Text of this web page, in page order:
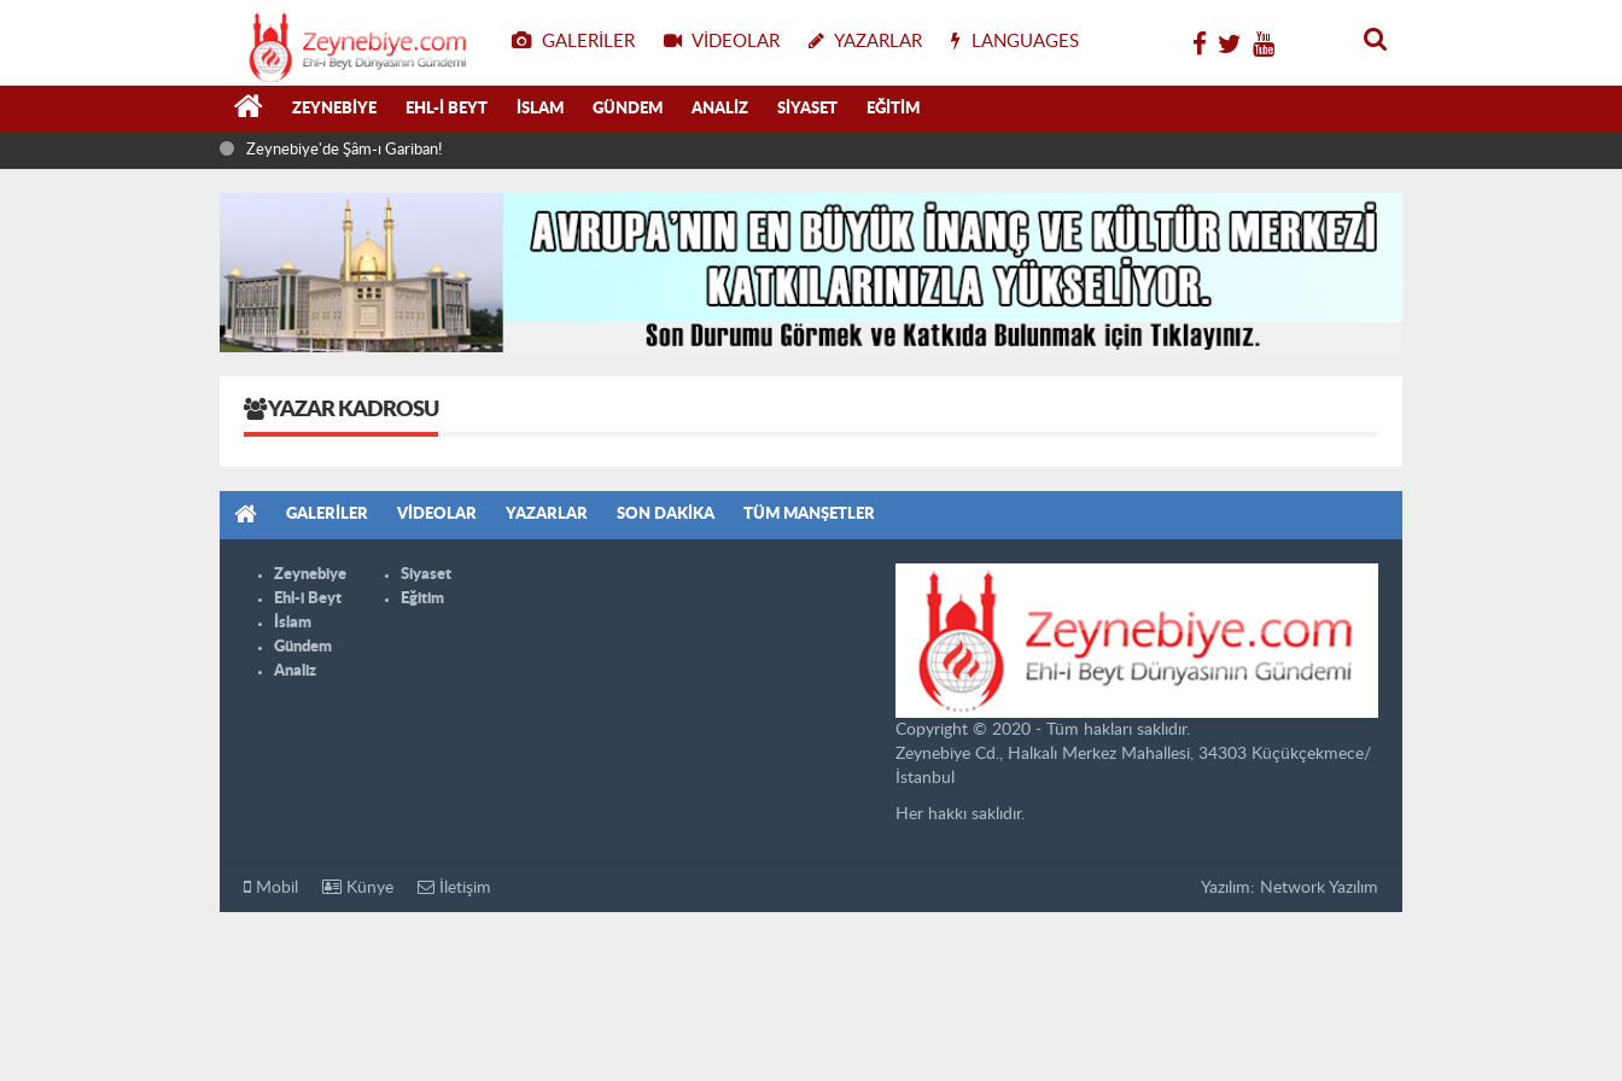
GALERILER VIDEOLAR YAZARLAR LANGUAGES
ZEYNEBIYE EHL-I BEYT İSLAM GÜNDEM ANALIZ SIYASET EĞITIM
Zeynebiye'de Şâm-ı Gariban!
YAZAR KADROSU
GALERILER VIDEOLAR YAZARLAR SON DAKIKA TÜM MANŞETLER
Zeynebiye
Ehl-i Beyt
İslam
Gündem
Analiz
Siyaset
Eğitim
Copyright © 2020 - Tüm hakları saklıdır.
Zeynebiye Cd., Halkalı Merkez Mahallesi, 34303 Küçükçekmece/
İstanbul
Her hakkı saklıdır.
Mobil Künye İletişim Yazılım: Network Yazılım